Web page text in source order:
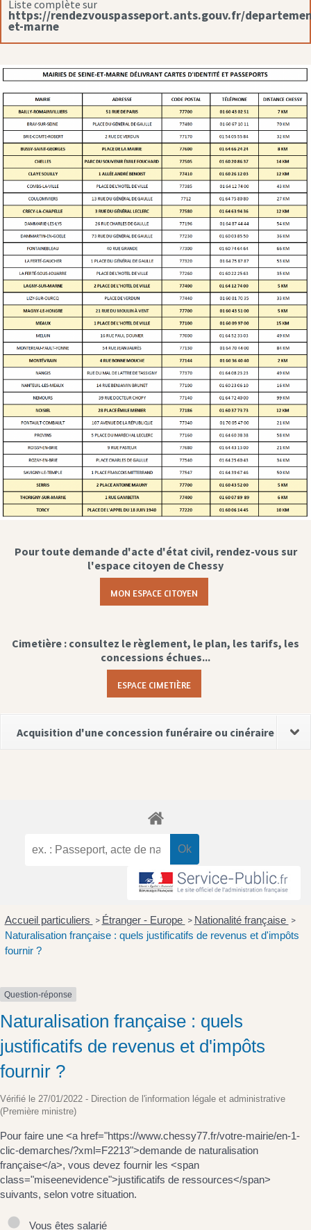
Liste complète sur
https://rendezvouspasseport.ants.gouv.fr/
et-marne
Pour toute demande d'acte d'état civil, rendez-vous sur
l'espace citoyen de Chessy
MON ESPACE CITOYEN
Cimetière : consultez le règlement, le plan, les tarifs, les
concessions échues...
ESPACE CIMETIÈRE
Acquisition d'une concession funéraire ou cinéraire
Accueil particuliers > Étranger - Europe > Nationalité française >
Naturalisation française : quels justificatifs de revenus et d'impôts
fournir ?
Question-réponse
Naturalisation française : quels
justificatifs de revenus et d'impôts
fournir ?
Vérifié le 27/01/2022 - Direction de l'information légale et administrative
(Première ministre)
Pour faire une <a href="https://www.chessy77.fr/votre-mairie/en-1-
clic-demarches/?xml=F2213">demande de naturalisation
française</a>, vous devez fournir les <span
class="miseenevidence">justificatifs de ressources</span>
suivants, selon votre situation.
Vous êtes salarié